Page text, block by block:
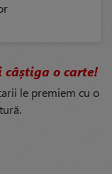
o carte!
le premiem cu o